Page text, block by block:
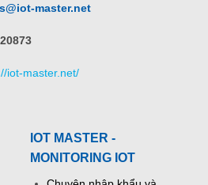
master.net
iot-master.net/
IOT MASTER -
MONITORING IOT